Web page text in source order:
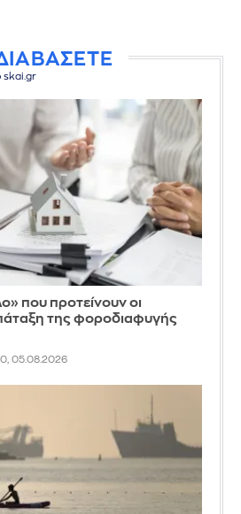
skai.gr
που προτείνουν οι
της φοροδιαφυγής
05.08.2026